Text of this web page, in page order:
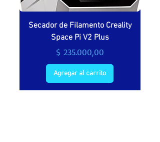
Secador de Filamento Creality
Space Pi V2 Plus
Precio
$ 235.000,00
Agregar al carrito